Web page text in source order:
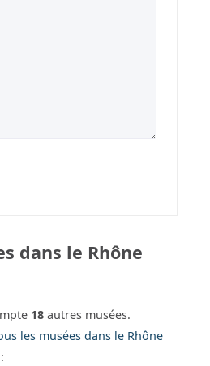
dans le Rhône
18 autres musées.
les musées dans le Rhône